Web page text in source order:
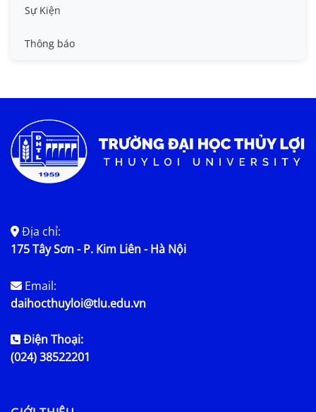
Tin công tác sinh viên
Tin đào tạo
Tin tức chung
Sự Kiện
Thông báo
Địa chỉ:
175 Tây Sơn - P. Kim Liên - Hà Nội
Email:
daihocthuyloi@tlu.edu.vn
Điện Thoại:
(024) 38522201